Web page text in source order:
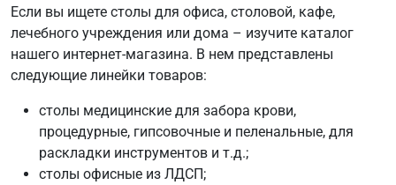
Если вы ищете столы для офиса, столовой, кафе,
лечебного учреждения или дома – изучите каталог
нашего интернет-магазина. В нем представлены
следующие линейки товаров:
столы медицинские для забора крови,
процедурные, гипсовочные и пеленальные, для
раскладки инструментов и т.д.;
столы офисные из ЛДСП;